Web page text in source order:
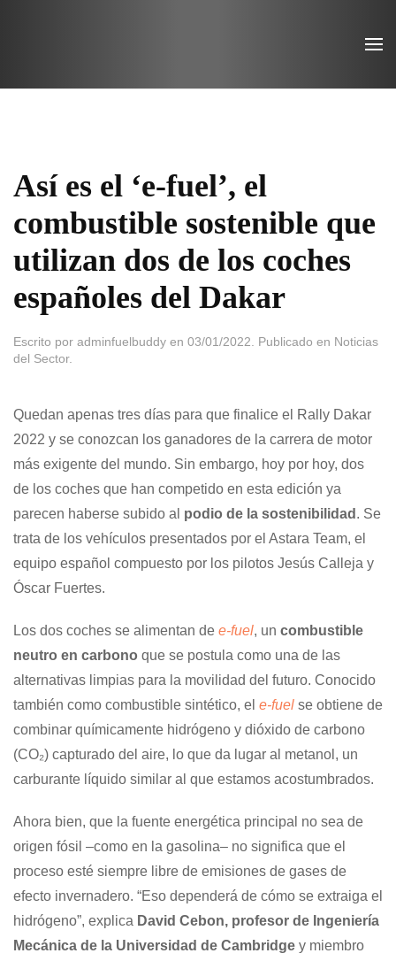
contenido
Así es el ‘e-fuel’, el
combustible sostenible que
utilizan dos de los coches
españoles del Dakar
Escrito por adminfuelbuddy en 03/01/2022 . Publicado en Noticias
del Sector.
Quedan apenas tres días para que finalice el Rally Dakar
2022 y se conozcan los ganadores de la carrera de motor
más exigente del mundo. Sin embargo, hoy por hoy, dos
de los coches que han competido en esta edición ya
parecen haberse subido al podio de la sostenibilidad . Se
trata de los vehículos presentados por el Astara Team, el
equipo español compuesto por los pilotos Jesús Calleja y
Óscar Fuertes.
Los dos coches se alimentan de e-fuel, un combustible
neutro en carbono que se postula como una de las
alternativas limpias para la movilidad del futuro. Conocido
también como combustible sintético, el e-fuel se obtiene de
combinar químicamente hidrógeno y dióxido de carbono
(CO₂) capturado del aire, lo que da lugar al metanol, un
carburante líquido similar al que estamos acostumbrados.
Ahora bien, que la fuente energética principal no sea de
origen fósil –como en la gasolina– no significa que el
proceso esté siempre libre de emisiones de gases de
efecto invernadero. “Eso dependerá de cómo se extraiga el
hidrógeno”, explica David Cebon, profesor de Ingeniería
Mecánica de la Universidad de Cambridge y miembro